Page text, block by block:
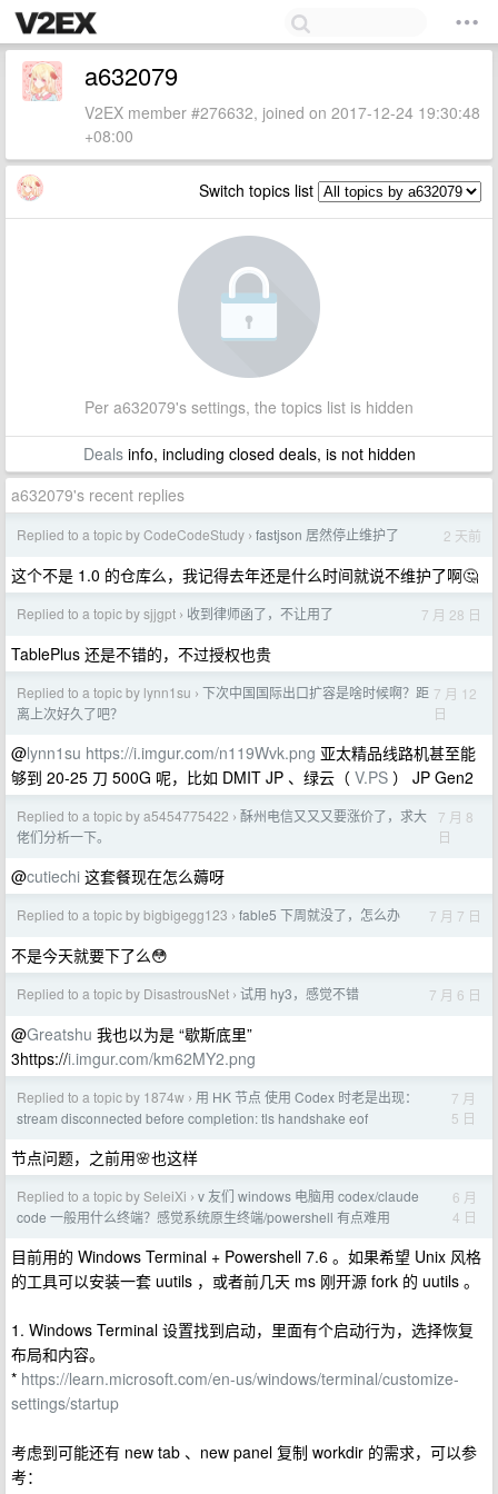
a632079
V2EX member #276632, joined on 2017-12-24 19:30:48
+08:00
Switch topics list
Per a632079's settings, the topics list is hidden
Dealsinfo, including closed deals, is not hidden
a632079's recent replies
Replied to a topic by CodeCodeStudy › fastjson 居然停止维护了 2 天前
这个不是 1.0 的仓库么，我记得去年还是什么时间就说不维护了啊🤔
Replied to a topic by sjjgpt › 收到律师函了，不让用了 7 月 28 日
TablePlus 还是不错的，不过授权也贵
Replied to a topic by lynn1su › 下次中国国际出口扩容是啥时候啊？距
离上次好久了吧？
7 月 12
日
@lynn1su https://i.imgur.com/n119Wvk.png 亚太精品线路机甚至能
够到 20-25 刀 500G 呢，比如 DMIT JP 、绿云（ V.PS ） JP Gen2
Replied to a topic by a5454775422 › 酥州电信又又又要涨价了，求大
佬们分析一下。
7 月 8
日
@cutiechi 这套餐现在怎么薅呀
Replied to a topic by bigbigegg123 › fable5 下周就没了，怎么办 7 月 7 日
不是今天就要下了么😳
Replied to a topic by DisastrousNet › 试用 hy3，感觉不错 7 月 6 日
@Greatshu 我也以为是 “歇斯底里”
3https://i.imgur.com/km62MY2.png
Replied to a topic by 1874w › 用 HK 节点 使用 Codex 时老是出现：
stream disconnected before completion: tls handshake eof
7 月
5 日
节点问题，之前用🌸也这样
Replied to a topic by SeleiXi › v 友们 windows 电脑用 codex/claude
code 一般用什么终端？感觉系统原生终端/powershell 有点难用
6 月
4 日
目前用的 Windows Terminal + Powershell 7.6 。如果希望 Unix 风格
的工具可以安装一套 uutils ，或者前几天 ms 刚开源 fork 的 uutils 。
1. Windows Terminal 设置找到启动，里面有个启动行为，选择恢复
布局和内容。
* https://learn.microsoft.com/en-us/windows/terminal/customize-
settings/startup
考虑到可能还有 new tab 、new panel 复制 workdir 的需求，可以参
考：